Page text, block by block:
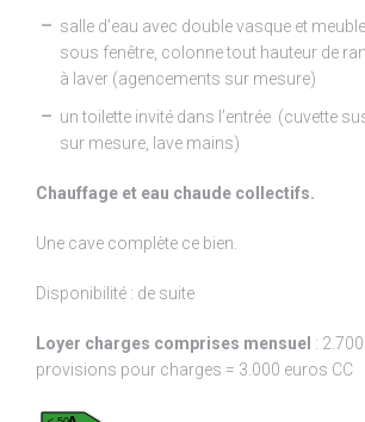
salle d’eau avec double vasque et
sous fenêtre, colonne tout hauteur de
à laver (agencements sur mesure)
un toilette invité dans l’entrée (cuvette
sur mesure, lave mains)
Chauffage et eau chaude collectifs.
Une cave complète ce bien.
Disponibilité : de suite
Loyer charges comprises mensuel :
provisions pour charges = 3.000 euros CC